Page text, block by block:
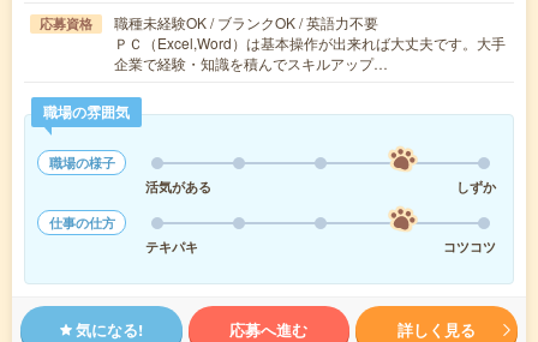
応募資格
職種未経験OK / ブランクOK / 英語力不要
ＰＣ（Excel,Word）は基本操作が出来れば大丈夫です。大手
企業で経験・知識を積んでスキルアップ…
職場の雰囲気
職場の様子
活気がある
しずか
仕事の仕方
テキパキ
コツコツ
気になる! 応募へ進む 詳しく見る